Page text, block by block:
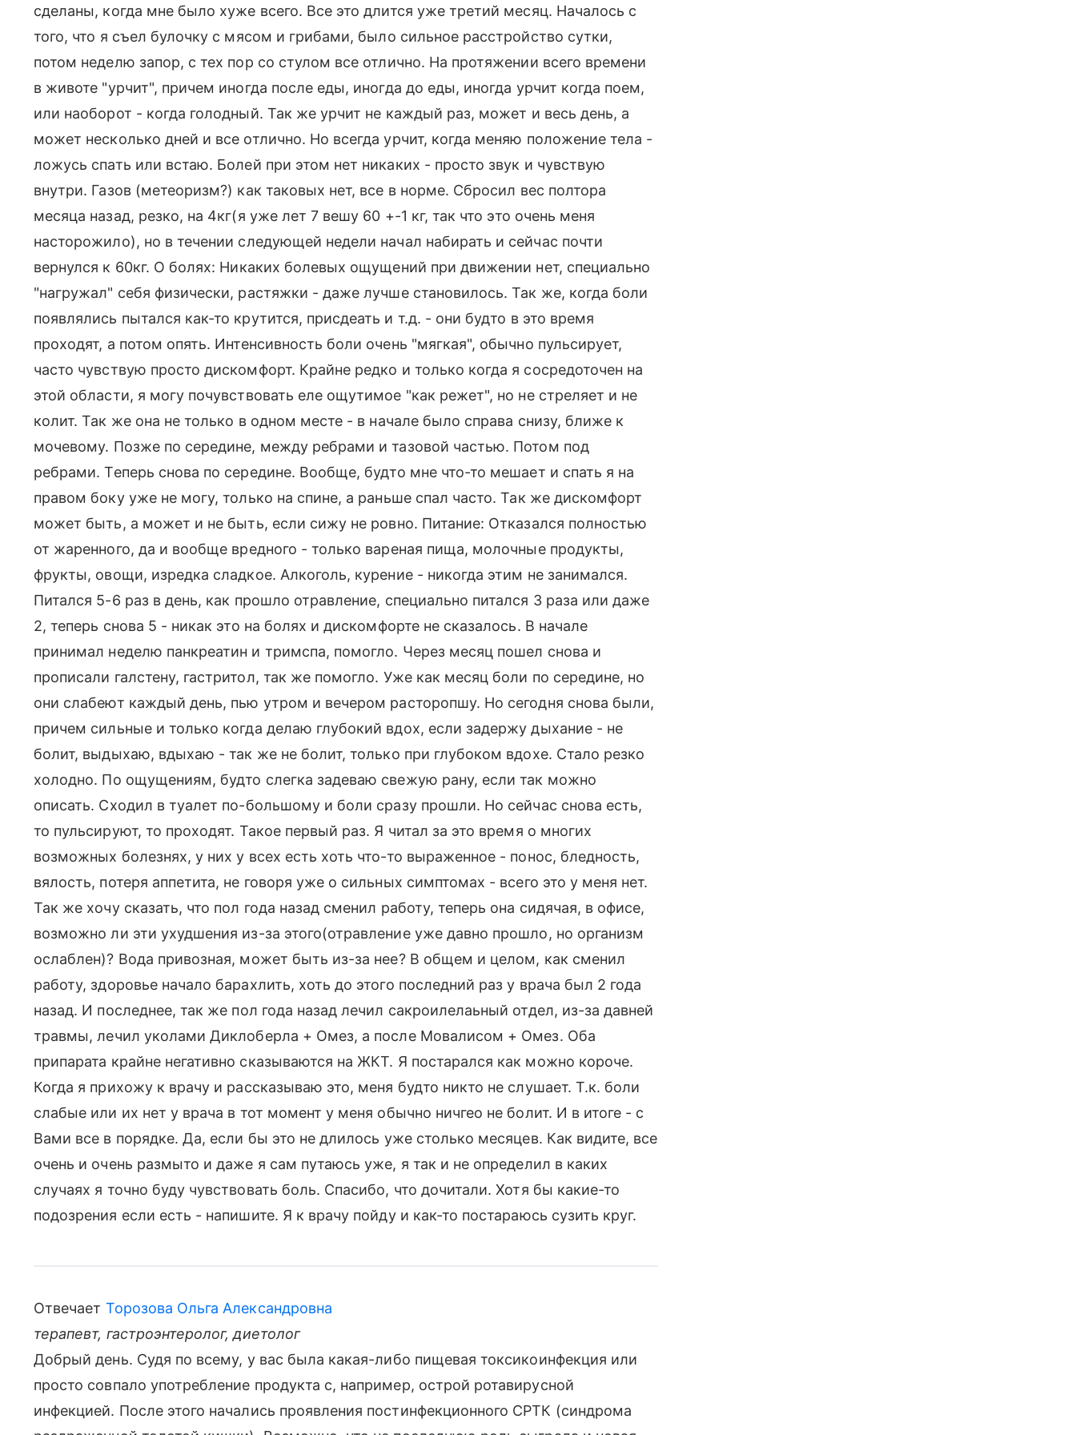
сделаны, когда мне было хуже всего. Все это длится уже третий месяц. Началось с
того, что я съел булочку с мясом и грибами, было сильное расстройство сутки,
потом неделю запор, с тех пор со стулом все отлично. На протяжении всего времени
в животе "урчит", причем иногда после еды, иногда до еды, иногда урчит когда поем,
или наоборот - когда голодный. Так же урчит не каждый раз, может и весь день, а
может несколько дней и все отлично. Но всегда урчит, когда меняю положение тела -
ложусь спать или встаю. Болей при этом нет никаких - просто звук и чувствую
внутри. Газов (метеоризм?) как таковых нет, все в норме. Сбросил вес полтора
месяца назад, резко, на 4кг(я уже лет 7 вешу 60 +-1 кг, так что это очень меня
насторожило), но в течении следующей недели начал набирать и сейчас почти
вернулся к 60кг. О болях: Никаких болевых ощущений при движении нет, специально
"нагружал" себя физически, растяжки - даже лучше становилось. Так же, когда боли
появлялись пытался как-то крутится, присдеать и т.д. - они будто в это время
проходят, а потом опять. Интенсивность боли очень "мягкая", обычно пульсирует,
часто чувствую просто дискомфорт. Крайне редко и только когда я сосредоточен на
этой области, я могу почувствовать еле ощутимое "как режет", но не стреляет и не
колит. Так же она не только в одном месте - в начале было справа снизу, ближе к
мочевому. Позже по середине, между ребрами и тазовой частью. Потом под
ребрами. Теперь снова по середине. Вообще, будто мне что-то мешает и спать я на
правом боку уже не могу, только на спине, а раньше спал часто. Так же дискомфорт
может быть, а может и не быть, если сижу не ровно. Питание: Отказался полностью
от жаренного, да и вообще вредного - только вареная пища, молочные продукты,
фрукты, овощи, изредка сладкое. Алкоголь, курение - никогда этим не занимался.
Питался 5-6 раз в день, как прошло отравление, специально питался 3 раза или даже
2, теперь снова 5 - никак это на болях и дискомфорте не сказалось. В начале
принимал неделю панкреатин и тримспа, помогло. Через месяц пошел снова и
прописали галстену, гастритол, так же помогло. Уже как месяц боли по середине, но
они слабеют каждый день, пью утром и вечером расторопшу. Но сегодня снова были,
причем сильные и только когда делаю глубокий вдох, если задержу дыхание - не
болит, выдыхаю, вдыхаю - так же не болит, только при глубоком вдохе. Стало резко
холодно. По ощущениям, будто слегка задеваю свежую рану, если так можно
описать. Сходил в туалет по-большому и боли сразу прошли. Но сейчас снова есть,
то пульсируют, то проходят. Такое первый раз. Я читал за это время о многих
возможных болезнях, у них у всех есть хоть что-то выраженное - понос, бледность,
вялость, потеря аппетита, не говоря уже о сильных симптомах - всего это у меня нет.
Так же хочу сказать, что пол года назад сменил работу, теперь она сидячая, в офисе,
возможно ли эти ухудшения из-за этого(отравление уже давно прошло, но организм
ослаблен)? Вода привозная, может быть из-за нее? В общем и целом, как сменил
работу, здоровье начало барахлить, хоть до этого последний раз у врача был 2 года
назад. И последнее, так же пол года назад лечил сакроилелаьный отдел, из-за давней
травмы, лечил уколами Диклоберла + Омез, а после Мовалисом + Омез. Оба
припарата крайне негативно сказываются на ЖКТ. Я постарался как можно короче.
Когда я прихожу к врачу и рассказываю это, меня будто никто не слушает. Т.к. боли
слабые или их нет у врача в тот момент у меня обычно ничгео не болит. И в итоге - с
Вами все в порядке. Да, если бы это не длилось уже столько месяцев. Как видите, все
очень и очень размыто и даже я сам путаюсь уже, я так и не определил в каких
случаях я точно буду чувствовать боль. Спасибо, что дочитали. Хотя бы какие-то
подозрения если есть - напишите. Я к врачу пойду и как-то постараюсь сузить круг.
Отвечает Торозова Ольга Александровна
терапевт, гастроэнтеролог, диетолог
Добрый день. Судя по всему, у вас была какая-либо пищевая токсикоинфекция или
просто совпало употребление продукта с, например, острой ротавирусной
инфекцией. После этого начались проявления постинфекционного СРТК (синдрома